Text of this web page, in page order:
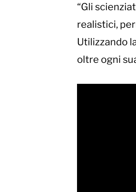
“Gli
realistici,
Utilizzando
oltre ogni